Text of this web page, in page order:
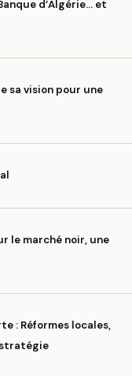
d’Algérie… et
sa vision pour une
le marché noir, une
: Réformes locales,